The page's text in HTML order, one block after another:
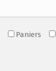
Paniers